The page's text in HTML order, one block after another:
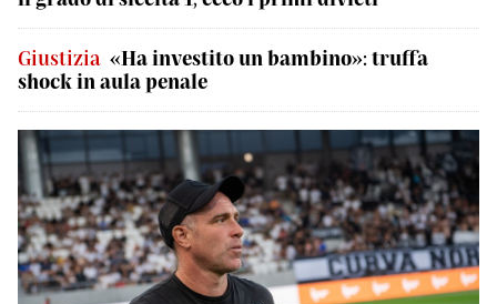
Giustizia «Ha investito un bambino»: truffa
shock in aula penale